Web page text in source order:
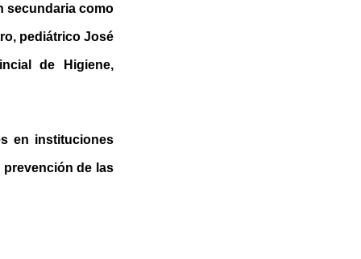
secundaria como
pediátrico José
de Higiene,
en instituciones
de las